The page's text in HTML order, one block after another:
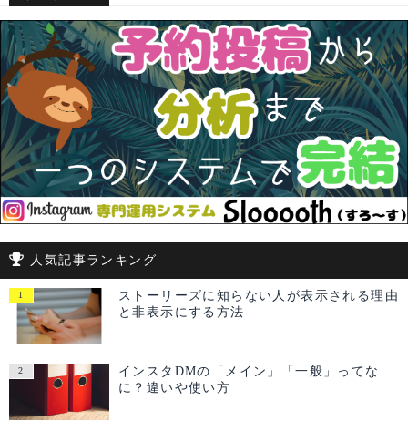
人気記事ランキング
ストーリーズに知らない人が表示される理由
と非表示にする方法
インスタDMの「メイン」「一般」ってな
に？違いや使い方